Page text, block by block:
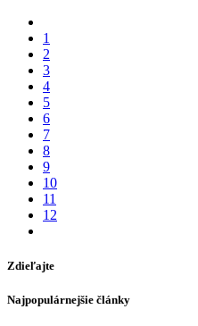
1
2
3
4
5
6
7
8
9
10
11
12
Zdieľajte
Najpopulárnejšie články